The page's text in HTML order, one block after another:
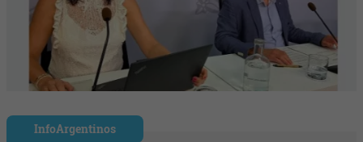
InfoArgentinos